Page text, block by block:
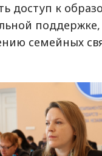
доступ к
поддержке,
семейных